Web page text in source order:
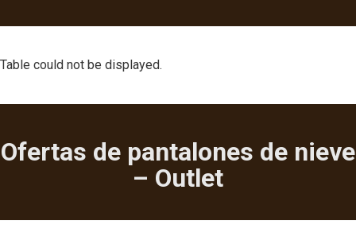
Table could not be displayed.
Ofertas de pantalones de nieve
– Outlet